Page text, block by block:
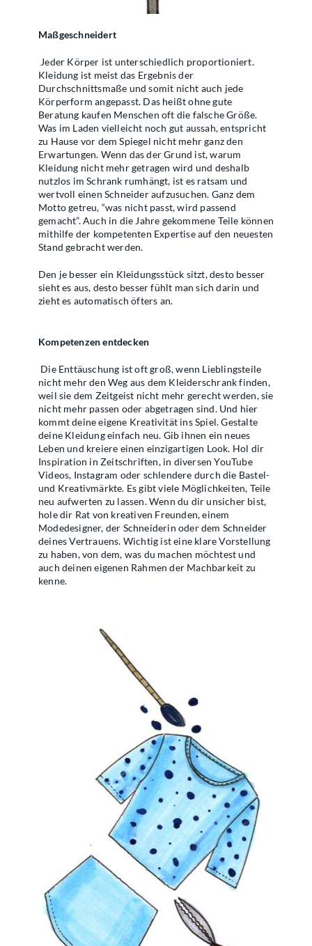
Maßgeschneidert
Jeder Körper ist unterschiedlich proportioniert.
Kleidung ist meist das Ergebnis der
Durchschnittsmaße und somit nicht auch jede
Körperform angepasst. Das heißt ohne gute
Beratung kaufen Menschen oft die falsche Größe.
Was im Laden vielleicht noch gut aussah, entspricht
zu Hause vor dem Spiegel nicht mehr ganz den
Erwartungen. Wenn das der Grund ist, warum
Kleidung nicht mehr getragen wird und deshalb
nutzlos im Schrank rumhängt, ist es ratsam und
wertvoll einen Schneider aufzusuchen. Ganz dem
Motto getreu, “was nicht passt, wird passend
gemacht”. Auch in die Jahre gekommene Teile können
mithilfe der kompetenten Expertise auf den neuesten
Stand gebracht werden.
Den je besser ein Kleidungsstück sitzt, desto besser
sieht es aus, desto besser fühlt man sich darin und
zieht es automatisch öfters an.
Kompetenzen entdecken
Die Enttäuschung ist oft groß, wenn Lieblingsteile
nicht mehr den Weg aus dem Kleiderschrank finden,
weil sie dem Zeitgeist nicht mehr gerecht werden, sie
nicht mehr passen oder abgetragen sind. Und hier
kommt deine eigene Kreativität ins Spiel. Gestalte
deine Kleidung einfach neu. Gib ihnen ein neues
Leben und kreiere einen einzigartigen Look. Hol dir
Inspiration in Zeitschriften, in diversen YouTube
Videos, Instagram oder schlendere durch die Bastel-
und Kreativmärkte. Es gibt viele Möglichkeiten, Teile
neu aufwerten zu lassen. Wenn du dir unsicher bist,
hole dir Rat von kreativen Freunden, einem
Modedesigner, der Schneiderin oder dem Schneider
deines Vertrauens. Wichtig ist eine klare Vorstellung
zu haben, von dem, was du machen möchtest und
auch deinen eigenen Rahmen der Machbarkeit zu
kenne.